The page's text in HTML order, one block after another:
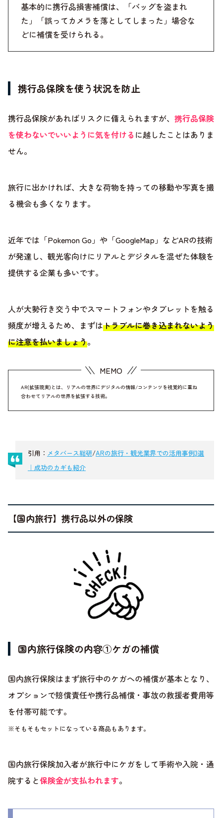
基本的に携行品損害補償は、「バッグを盗まれ
た」「誤ってカメラを落としてしまった」場合な
どに補償を受けられる。
携行品保険を使う状況を防止
携行品保険があればリスクに備えられますが、 携行品保険
を使わないでいいように気を付ける に越したことはありま
せん。
旅行に出かければ、大きな荷物を持っての移動や写真を撮
る機会も多くなります。
近年では「Pokemon Go」や「GoogleMap」などARの技術
が発達し、観光客向けにリアルとデジタルを混ぜた体験を
提供する企業も多いです。
人が大勢行き交う中でスマートフォンやタブレットを触る
頻度が増えるため、まずはトラブルに巻き込まれないよう
に注意を払いましょう。
AR(拡張現実)とは、リアルの世界にデジタルの情報/コンテンツを視覚的に重ね
合わせてリアルの世界を拡張する技術。
引用： メタバース総研/ARの旅行・観光業界での活用事例3選
｜成功のカギも紹介
【国内旅行】携行品以外の保険
国内旅行保険の内容①ケガの補償
国内旅行保険はまず旅行中のケガへの補償が基本となり、
オプションで賠償責任や携行品補償・事故の救援者費用等
を付帯可能です。
※そもそもセットになっている商品もあります。
国内旅行保険加入者が旅行中にケガをして手術や入院・通
院すると保険金が支払われます。